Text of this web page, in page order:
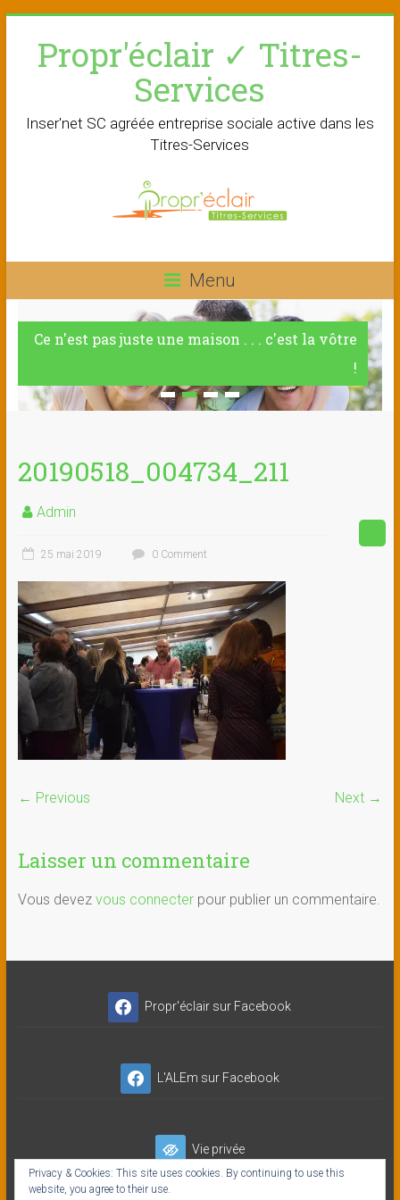
contentPropr'éclair ✓ Titres-
Services
Inser'net SC agréée entreprise sociale active dans les
Titres-Services
Menu
Ce n'est pas juste une maison . . . c'est la vôtre
!
20190518_004734_211
Admin
25 mai 2019 0 Comment
← Previous Next →
Laisser un commentaire
Vous devez vous connecterpour publier un commentaire.
Propr'éclair sur Facebook
L'ALEm sur Facebook
Vie privée
Privacy & Cookies: This site uses cookies. By continuing to use this
website, you agree to their use.